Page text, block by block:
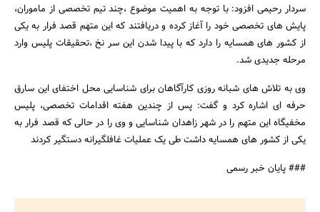
جستجو
سردار رحیمی افزود: با توجه به اهمیت موضوع ،چند تیم تخصصی از ماموران،
پایش های تخصصی خود را آغاز کرده و دریافتند که این متهم قصد فرار به یکی
از کشور های همسایه را دارد که با پیدا شدن این سر نخ ،تحقیقات پلیس وارد
مرحله جدیدی شد.
وی به تلاش های شبانه روزی کارآگاهان برای شناسایی محل اختفای این سارق
حرفه ای اشاره کرد و گفت: پس از چندین هفته اقدامات تخصصی، پلیس
مخفیگاه این متهم را در شهر زاهدان شناسایی و وی را در حالی که قصد فرار به
یکی از کشور های همسایه داشت طی یک عملیات غافلگیرانه دستگیر کردند
### پایان خبر رسمی